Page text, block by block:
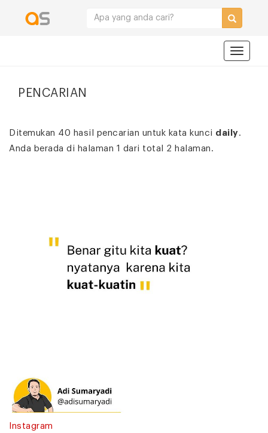
PENCARIAN
Ditemukan 40 hasil pencarian untuk kata kunci daily .
Anda berada di halaman 1 dari total 2 halaman.
Instagram